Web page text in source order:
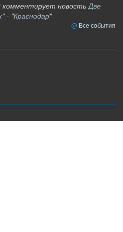
комментирует новостьДве
- "Краснодар"
Все события